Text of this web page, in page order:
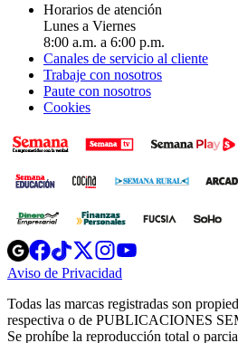
Horarios de atención
Lunes a Viernes
8:00 a.m. a 6:00 p.m.
Canales de servicio al cliente
Trabaje con nosotros
Paute con nosotros
Cookies
Opens
in
new
Opens
in
new
Opens
in
new
window
Opens
new
windowwindow
Aviso de Privacidad
new
window
Todas las marcas registradas son
respectiva o de PUBLICACIONES
Se prohíbe la reproducción total o